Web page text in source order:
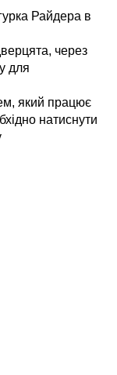
Райдера в
через
для
який працює
натиснути